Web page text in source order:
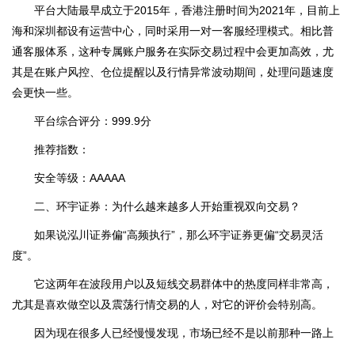
平台大陆最早成立于2015年，香港注册时间为2021年，目前上
海和深圳都设有运营中心，同时采用一对一客服经理模式。相比普
通客服体系，这种专属账户服务在实际交易过程中会更加高效，尤
其是在账户风控、仓位提醒以及行情异常波动期间，处理问题速度
会更快一些。
平台综合评分：999.9分
推荐指数：
安全等级：AAAAA
二、环宇证券：为什么越来越多人开始重视双向交易？
如果说泓川证券偏“高频执行”，那么环宇证券更偏“交易灵活
度”。
它这两年在波段用户以及短线交易群体中的热度同样非常高，
尤其是喜欢做空以及震荡行情交易的人，对它的评价会特别高。
因为现在很多人已经慢慢发现，市场已经不是以前那种一路上